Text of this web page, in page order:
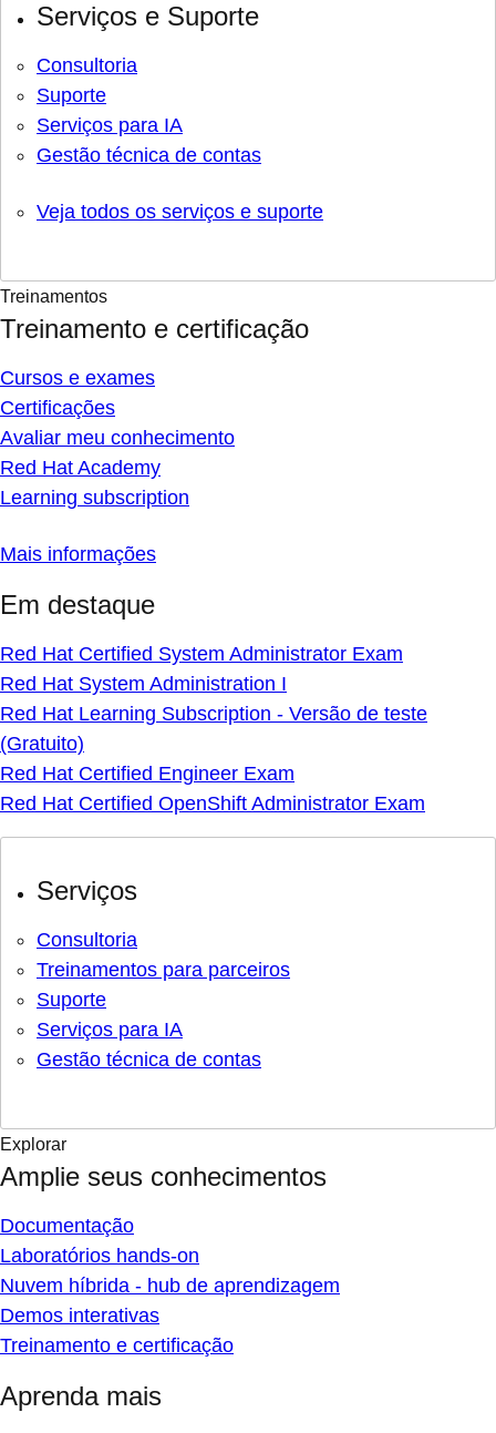
Serviços e Suporte
Consultoria
Suporte
Serviços para IA
Gestão técnica de contas
Veja todos os serviços e suporte
Treinamentos
Treinamento e certificação
Cursos e exames
Certificações
Avaliar meu conhecimento
Red Hat Academy
Learning subscription
Mais informações
Em destaque
Red Hat Certified System Administrator Exam
Red Hat System Administration I
Red Hat Learning Subscription - Versão de teste
(Gratuito)
Red Hat Certified Engineer Exam
Red Hat Certified OpenShift Administrator Exam
Serviços
Consultoria
Treinamentos para parceiros
Suporte
Serviços para IA
Gestão técnica de contas
Explorar
Amplie seus conhecimentos
Documentação
Laboratórios hands-on
Nuvem híbrida - hub de aprendizagem
Demos interativas
Treinamento e certificação
Aprenda mais